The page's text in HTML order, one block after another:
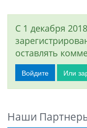
С 1 декабря
оставлять
Войдите Или
Наши